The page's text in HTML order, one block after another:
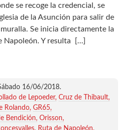
se recoge la credencial, se
de la Asunción para salir de
Se inicia directamente la
Napoleón. Y resulta
[…]
16/06/2018.
de Lepoeder Cruz de Thibault
Rolando GR65
Bendición Orisson
Ruta de Napoleón